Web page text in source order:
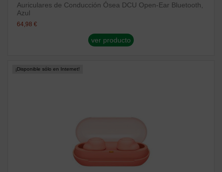
Auriculares de Conducción Ósea DCU Open-Ear Bluetooth,
Azul
64,98 €
ver producto
¡Disponible sólo en Internet!